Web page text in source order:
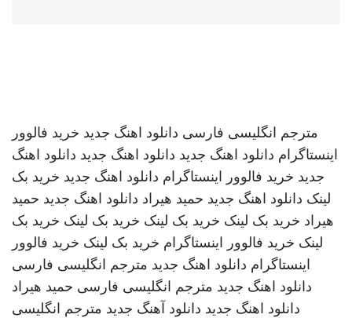
مترجم انگلیسی فارسی دانلود اهنگ جدید خرید فالوور
اینستاگرام دانلود اهنگ جدید دانلود اهنگ جدید دانلود اهنگ
جدید خرید فالوور اینستاگرام دانلود اهنگ جدید خرید بک
لینک دانلود اهنگ جدید حمید هیراد دانلود اهنگ جدید حمید
هیراد خرید بک لینک خرید بک لینک خرید بک لینک خرید بک
لینک خرید فالوور اینستاگرام خرید بک لینک خرید فالوور
اینستاگرام دانلود اهنگ جدید مترجم انگلیسی فارسی
دانلود اهنگ جدید مترجم انگلیسی فارسی حمید هیراد
دانلود اهنگ جدید دانلود آهنگ جدید مترجم انگلیسی